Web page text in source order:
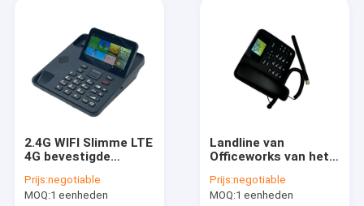
2.4G WIFI Slimme LTE
4G bevestigde
Videogesprek SIM
Card
Prijs:negotiable
MOQ:1 eenheden
Landline van
Officeworks van het
Telefoons LTE
Dubbel SIM Card
Prijs:negotiable
MOQ:1 eenheden